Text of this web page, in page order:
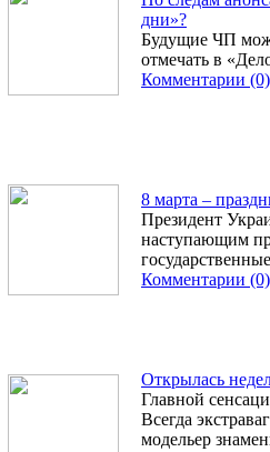
дни»?
Будущие ЧП
отмечать в
Комментарии (0)
8 марта –
Президент
наступающим
Комментарии (0)
Открылась
Главной
Всегда
модельер